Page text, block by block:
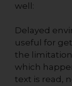
well:
Delayed
useful for
the
which
text is read,